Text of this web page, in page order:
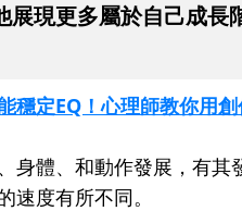
展現更多屬於自己成
穩定EQ！心理師教你用
身體、和動作發展，有
速度有所不同。